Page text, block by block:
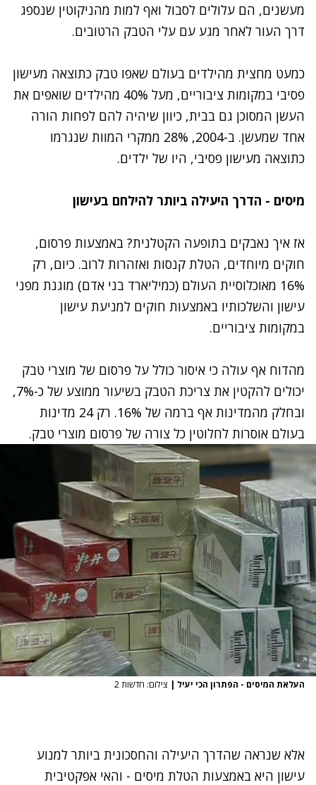
מעשנים, הם עלולים לסבול ואף למות מהניקוטין שנספג
דרך העור לאחר מגע עם עלי הטבק הרטובים.
כמעט מחצית מהילדים בעולם שאפו טבק כתוצאה מעישון
פסיבי במקומות ציבוריים, מעל 40% מהילדים שואפים את
העשן המסוכן גם בבית, כיוון שיהיה להם לפחות הורה
אחד שמעשן. ב-2004, 28% ממקרי המוות שנגרמו
כתוצאה מעישון פסיבי, היו של ילדים.
מיסים - הדרך היעילה ביותר להילחם בעישון
אז איך נאבקים בתופעה הקטלנית? באמצעות פרסום,
חוקים מיוחדים, הטלת קנסות ואזהרות לרוב. כיום, רק
16% מאוכלוסיית העולם (כמיליארד בני אדם) מוגנת מפני
עישון והשלכותיו באמצעות חוקים למניעת עישון
במקומות ציבוריים.
מהדוח אף עולה כי איסור כולל על פרסום של מוצרי טבק
יכולים להקטין את צריכת הטבק בשיעור ממוצע של כ-7%,
ובחלק מהמדינות אף ברמה של 16%. רק 24 מדינות
בעולם אוסרות לחלוטין כל צורה של פרסום מוצרי טבק.
העלאת המיסים - הפתרון הכי יעיל | צילום: חדשות 2
אלא שנראה שהדרך היעילה והחסכונית ביותר למנוע
עישון היא באמצעות הטלת מיסים - והאי אפקטיבית